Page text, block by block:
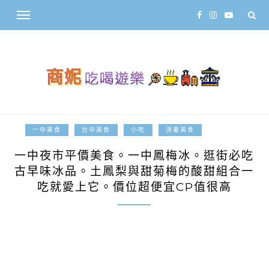
一中美食 台中美食 小吃 消暑美食
一中夜市平價美食。一中鳳梅冰。逛街必吃
古早味冰品。土鳳梨與甜菊梅的酸甜組合一
吃就愛上它。價位超便宜CP值很高